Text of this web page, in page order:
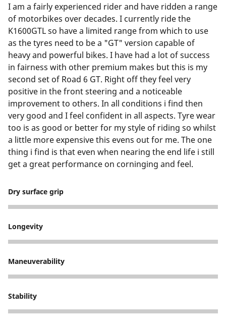
I am a fairly experienced rider and have ridden a range
of motorbikes over decades. I currently ride the
K1600GTL so have a limited range from which to use
as the tyres need to be a "GT" version capable of
heavy and powerful bikes. I have had a lot of success
in fairness with other premium makes but this is my
second set of Road 6 GT. Right off they feel very
positive in the front steering and a noticeable
improvement to others. In all conditions i find then
very good and I feel confident in all aspects. Tyre wear
too is as good or better for my style of riding so whilst
a little more expensive this evens out for me. The one
thing i find is that even when nearing the end life i still
get a great performance on corninging and feel.
Dry surface grip
5
Longevity
4
Maneuverability
5
Stability
5